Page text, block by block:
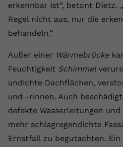
erkennbar ist“, betont Dietz.
Regel nicht aus, nur die
behandeln.“
Außer einer Wärmebrücke
Feuchtigkeit Schimmel
undichte Dachflächen,
und -rinnen. Auch
defekte Wasserleitungen
mehr schlagregendichte
Ernstfall zu begutachten. Ein
Zweck
registriert eine
gesehen hat.
Anbieter Youtube.com